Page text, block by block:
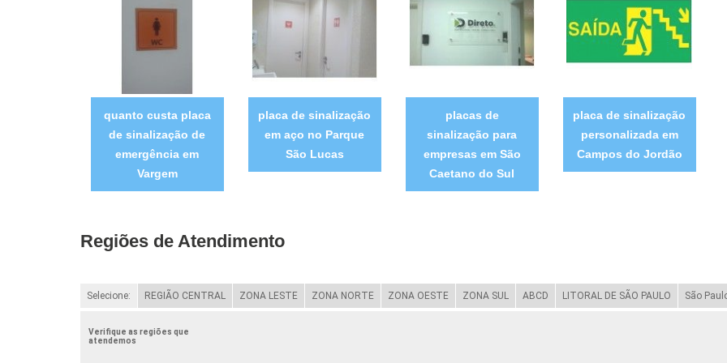
quanto custa placa
de sinalização de
emergência em
Vargem
placa de sinalização
em aço no Parque
São Lucas
placas de
sinalização para
empresas em São
Caetano do Sul
placa de sinalização
personalizada em
Campos do Jordão
Regiões de Atendimento
Selecione: REGIÃO CENTRAL ZONA LESTE ZONA NORTE ZONA OESTE ZONA SUL ABCD LITORAL DE SÃO PAULO São
Verifique as regiões que
atendemos